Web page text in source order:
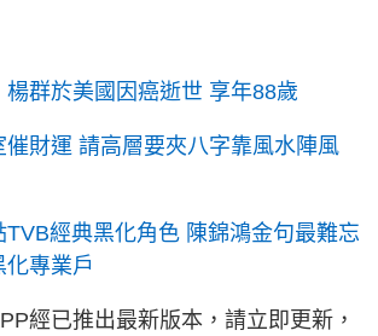
楊群於美國因癌逝世 享年88歲
催財運 請高層要夾八字靠風水陣風
TVB經典黑化角色 陳錦鴻金句最難忘
專業戶
經已推出最新版本，請立即更新，